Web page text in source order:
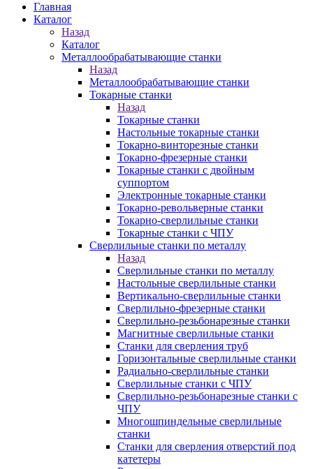
Главная
Каталог
Назад
Каталог
Металлообрабатывающие станки
Назад
Металлообрабатывающие станки
Токарные станки
Назад
Токарные станки
Настольные токарные станки
Токарно-винторезные станки
Токарно-фрезерные станки
Токарные станки с двойным
суппортом
Электронные токарные станки
Токарно-револьверные станки
Токарно-сверлильные станки
Токарные станки с ЧПУ
Сверлильные станки по металлу
Назад
Сверлильные станки по металлу
Настольные сверлильные станки
Вертикально-сверлильные станки
Сверлильно-фрезерные станки
Сверлильно-резьбонарезные станки
Магнитные сверлильные станки
Станки для сверления труб
Горизонтальные сверлильные станки
Радиально-сверлильные станки
Сверлильные станки с ЧПУ
Сверлильно-резьбонарезные станки с
ЧПУ
Многошпиндельные сверлильные
станки
Станки для сверления отверстий под
катетеры